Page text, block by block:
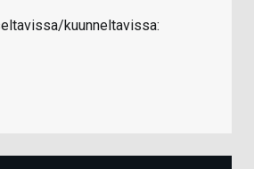
kuunneltavissa: